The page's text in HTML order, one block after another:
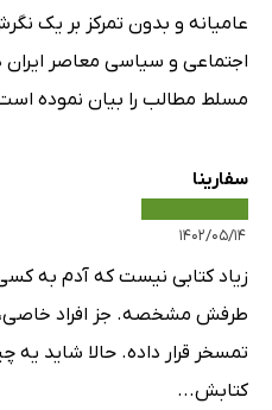
عامیانه و بدون تمرکز بر یک
اجتماعی و سیاسی معاصر ایران
مسلط مطالب را بیان نموده
سفارینا
۱۴۰۲/۰۵/۱۴
زیاد کتابی نیست که آدم به
طرفش مشخصه. جز افراد
تمسخر قرار داده. حالا شاید یه
کتابش...